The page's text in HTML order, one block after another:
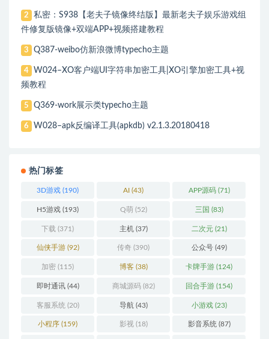
2
私密：S938【老夫子镜像终结版】最新老夫子娱乐游戏组
件修复版镜像+双端APP+视频搭建教程
3 Q387-weibo仿新浪微博typecho主题
4
W024–XO客户端UI字符串加密工具|XO引擎加密工具+视
频教程
5 Q369-work展示类typecho主题
6 W028–apk反编译工具(apkdb) v2.1.3.20180418
热门标签
3D游戏 (190) AI (43) APP源码(71)
H5游戏 (193) Q萌(52) 三国 (83)
下载 (371) 主机(37) 二次元(21)
仙侠手游(92) 传奇 (390) 公众号(49)
加密 (115) 博客(38) 卡牌手游 (124)
即时通讯(44) 商城源码(82) 回合手游 (154)
客服系统 (20) 导航(43) 小游戏(23)
小程序 (159) 影视(18) 影音系统 (87)